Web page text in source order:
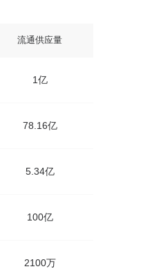
流通供应量
1亿
78.16亿
5.34亿
100亿
2100万